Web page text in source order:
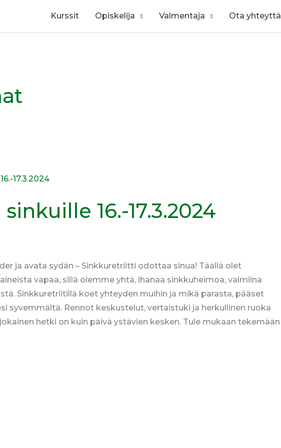
Kurssit Opiskelija Valmentaja Ota yhteyttä
16.-17.3.2024
ja avata sydän – Sinkkuretriitti odottaa sinua! Täällä olet
vapaa, sillä olemme yhtä, ihanaa sinkkuheimoa, valmiina
Sinkkuretriitillä koet yhteyden muihin ja mikä parasta, pääset
syvemmältä. Rennot keskustelut, vertaistuki ja herkullinen ruoka
hetki on kuin päivä ystävien kesken. Tule mukaan tekemään